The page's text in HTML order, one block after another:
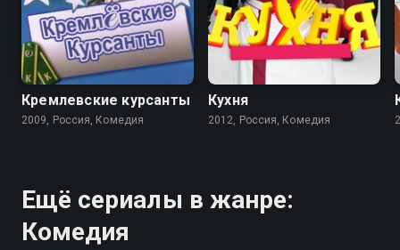
5.9
Кремлевские курсанты
2009, Россия, Комедия
8.2 8.4
Кухня
2012, Россия, Комедия
Ещё сериалы в жанре:
Комедия